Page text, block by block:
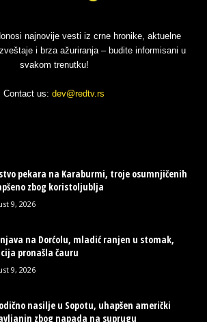
najnovije vesti iz crne hronike, aktuelne
i brza ažuriranja – budite informisani u
svakom trenutku!
Contact us: dev@redtv.rs
pekara na Karaburmi, troje osumnjičenih
zbog koristoljublja
9, 2026
na Dorćolu, mladić ranjen u stomak,
pronašla čauru
9, 2026
nasilje u Sopotu, uhapšen američki
zbog napada na suprugu